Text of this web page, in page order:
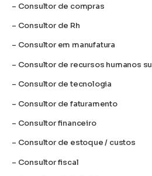
– Consultor de compras
– Consultor de Rh
– Consultor em manufatura
– Consultor de recursos humanos
– Consultor de tecnologia
– Consultor de faturamento
– Consultor financeiro
– Consultor de estoque / custos
– Consultor fiscal